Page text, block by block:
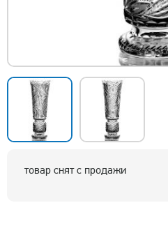
товар снят с продажи